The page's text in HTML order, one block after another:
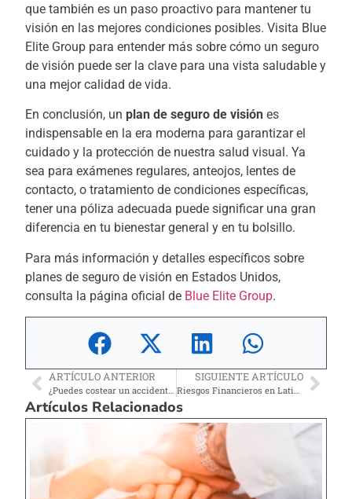
que también es un paso proactivo para mantener tu
visión en las mejores condiciones posibles. Visita Blue
Elite Group para entender más sobre cómo un seguro
de visión puede ser la clave para una vista saludable y
una mejor calidad de vida.
En conclusión, unplan de seguro de visión es
indispensable en la era moderna para garantizar el
cuidado y la protección de nuestra salud visual. Ya
sea para exámenes regulares, anteojos, lentes de
contacto, o tratamiento de condiciones específicas,
tener una póliza adecuada puede significar una gran
diferencia en tu bienestar general y en tu bolsillo.
Para más información y detalles específicos sobre
planes de seguro de visión en Estados Unidos,
consulta la página oficial de Blue Elite Group.
ARTÍCULO ANTERIOR
¿Puedes costear un accidente hoy en Estados Unidos?
SIGUIENTE ARTÍCULO
Riesgos Financieros en Latinos de EE. UU.
Artículos Relacionados